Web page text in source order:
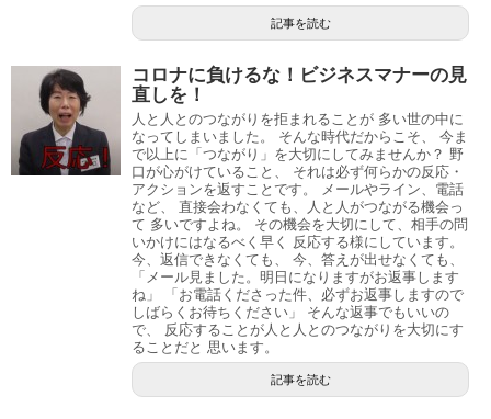
記事を読む
コロナに負けるな！ビジネスマナーの見
直しを！
人と人とのつながりを拒まれることが 多い世の中に
なってしまいました。 そんな時代だからこそ、 今ま
で以上に「つながり」を大切にしてみませんか？ 野
口が心がけていること、 それは必ず何らかの反応・
アクションを返すことです。 メールやライン、電話
など、 直接会わなくても、人と人がつながる機会っ
て 多いですよね。 その機会を大切にして、相手の問
いかけにはなるべく早く 反応する様にしています。
今、返信できなくても、 今、答えが出せなくても、
「メール見ました。明日になりますがお返事します
ね」 「お電話くださった件、必ずお返事しますので
しばらくお待ちください」 そんな返事でもいいの
で、 反応することが人と人とのつながりを大切にす
ることだと 思います。
記事を読む